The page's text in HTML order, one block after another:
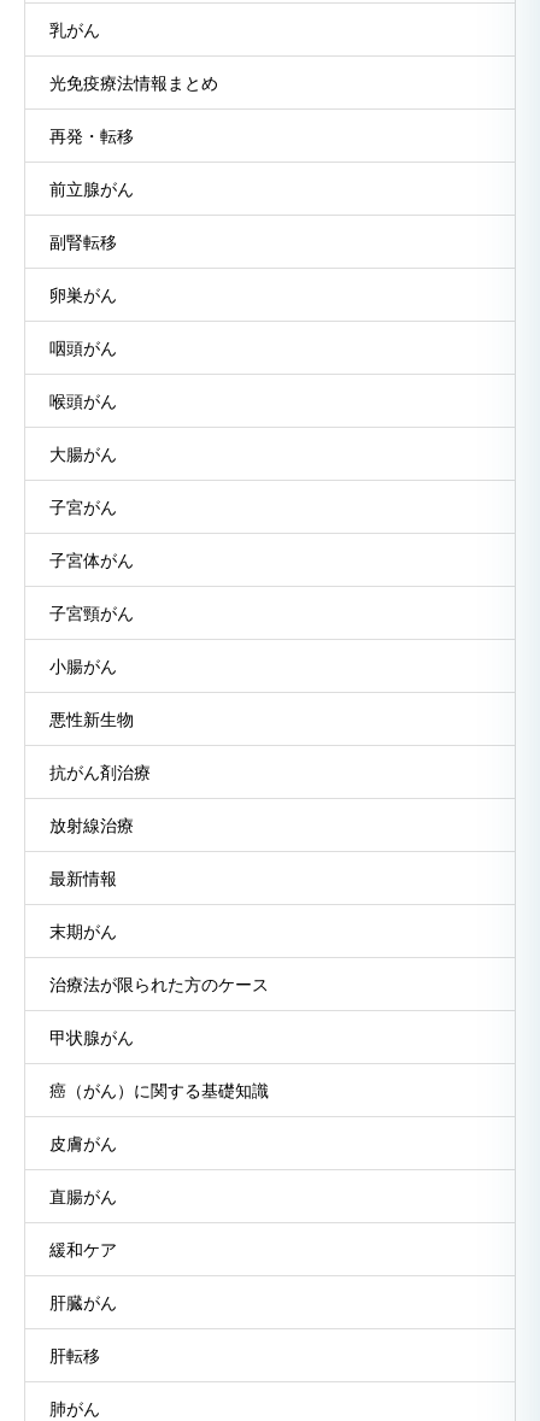
乳がん
光免疫療法情報まとめ
再発・転移
前立腺がん
副腎転移
卵巣がん
咽頭がん
喉頭がん
大腸がん
子宮がん
子宮体がん
子宮頸がん
小腸がん
悪性新生物
抗がん剤治療
放射線治療
最新情報
末期がん
治療法が限られた方のケース
甲状腺がん
癌（がん）に関する基礎知識
皮膚がん
直腸がん
緩和ケア
肝臓がん
肝転移
肺がん